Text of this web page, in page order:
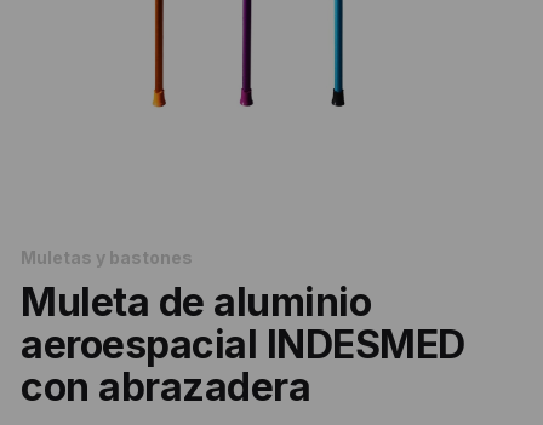
Muletas y bastones
Muleta de aluminio
aeroespacial INDESMED
con abrazadera